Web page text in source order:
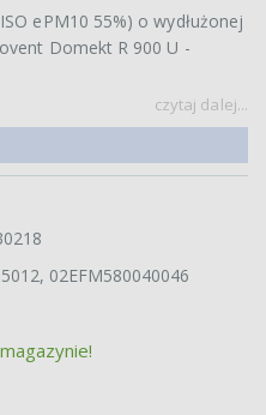
ePM10 55%) o wydłużonej
Domekt R 900 U -
czytaj dalej...
02EFM580040046